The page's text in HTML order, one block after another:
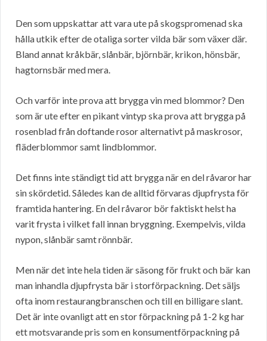
Den som uppskattar att vara ute på skogspromenad ska
hålla utkik efter de otaliga sorter vilda bär som växer där.
Bland annat kråkbär, slånbär, björnbär, krikon, hönsbär,
hagtornsbär med mera.
Och varför inte prova att brygga vin med blommor? Den
som är ute efter en pikant vintyp ska prova att brygga på
rosenblad från doftande rosor alternativt på maskrosor,
fläderblommor samt lindblommor.
Det finns inte ständigt tid att brygga när en del råvaror har
sin skördetid. Således kan de alltid förvaras djupfrysta för
framtida hantering. En del råvaror bör faktiskt helst ha
varit frysta i vilket fall innan bryggning. Exempelvis, vilda
nypon, slånbär samt rönnbär.
Men när det inte hela tiden är säsong för frukt och bär kan
man inhandla djupfrysta bär i storförpackning. Det säljs
ofta inom restaurangbranschen och till en billigare slant.
Det är inte ovanligt att en stor förpackning på 1-2 kg har
ett motsvarande pris som en konsumentförpackning på